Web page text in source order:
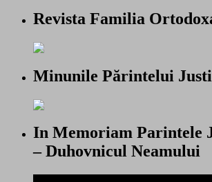
Revista Familia
Minunile Părintelui
In Memoriam Parintele
– Duhovnicul Neamului